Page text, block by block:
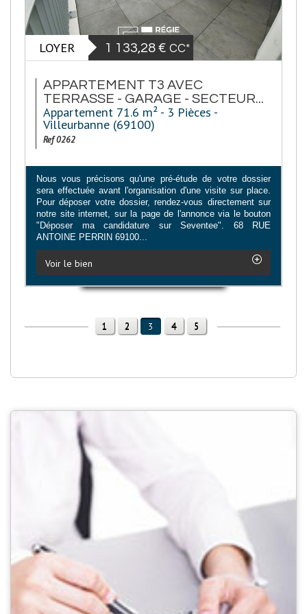
LOYER 1 133,28 € CC*
APPARTEMENT T3 AVEC
TERRASSE - GARAGE - SECTEUR...
Appartement 71.6 m² - 3 Pièces -
Villeurbanne (69100)
Ref 0262
Nous vous précisons qu'une pré-étude de votre dossier
sera effectuée avant l'organisation d'une visite sur place.
Pour déposer votre dossier, rendez-vous directement sur
notre site internet, sur la page de l'annonce via le bouton
"Déposer ma candidature sur Seventee". 68 RUE
ANTOINE PERRIN 69100...
Voir le bien
1 2 3 4 5